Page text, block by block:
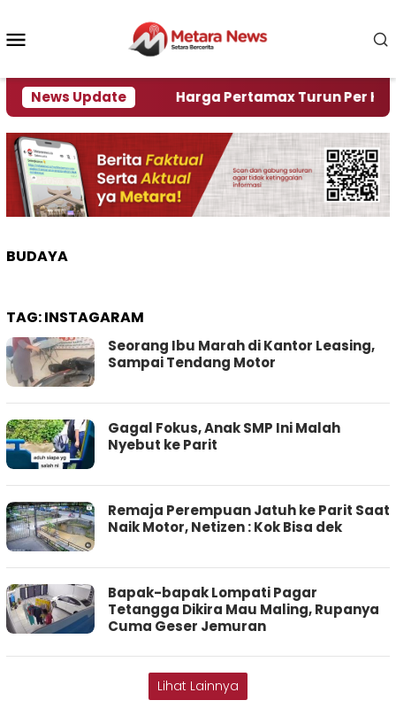
konten
News Update
Krisi Air Harga Pertamax Turun Per Hari Ini,
BUDAYA
TAG:INSTAGARAM
Seorang Ibu Marah di Kantor Leasing,
Sampai Tendang Motor
Gagal Fokus, Anak SMP Ini Malah
Nyebut ke Parit
Remaja Perempuan Jatuh ke Parit Saat
Naik Motor, Netizen : Kok Bisa dek
Bapak-bapak Lompati Pagar
Tetangga Dikira Mau Maling, Rupanya
Cuma Geser Jemuran
Lihat Lainnya